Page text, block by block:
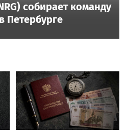
собирает команду
Петербурге